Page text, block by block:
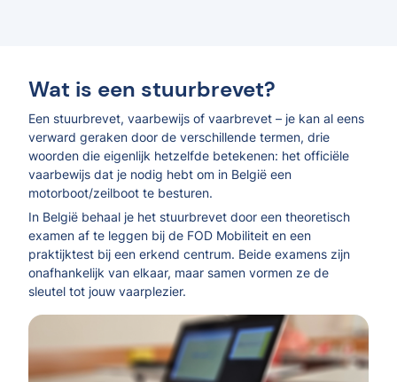
Wat is een stuurbrevet?
Een stuurbrevet, vaarbewijs of vaarbrevet – je kan al eens
verward geraken door de verschillende termen, drie
woorden die eigenlijk hetzelfde betekenen: het officiële
vaarbewijs dat je nodig hebt om in België een
motorboot/zeilboot te besturen.
In België behaal je het stuurbrevet door een theoretisch
examen af te leggen bij de FOD Mobiliteit en een
praktijktest bij een erkend centrum. Beide examens zijn
onafhankelijk van elkaar, maar samen vormen ze de
sleutel tot jouw vaarplezier.